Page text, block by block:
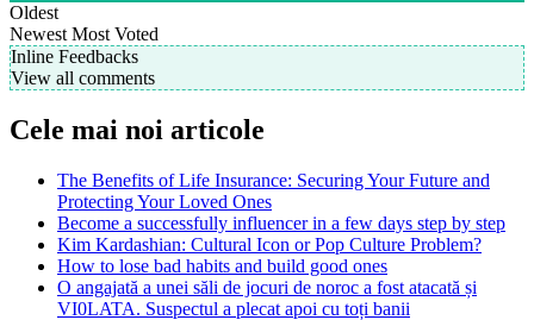
Oldest
Newest Most Voted
Inline Feedbacks
View all comments
Cele mai noi articole
The Benefits of Life Insurance: Securing Your Future and
Protecting Your Loved Ones
Become a successfully influencer in a few days step by step
Kim Kardashian: Cultural Icon or Pop Culture Problem?
How to lose bad habits and build good ones
O angajată a unei săli de jocuri de noroc a fost atacată și
VI0LATA. Suspectul a plecat apoi cu toți banii